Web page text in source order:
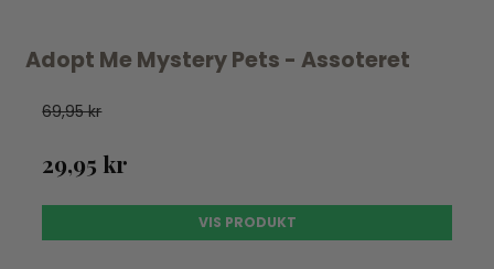
Adopt Me Mystery Pets - Assoteret
69,95 kr
29,95 kr
VIS PRODUKT